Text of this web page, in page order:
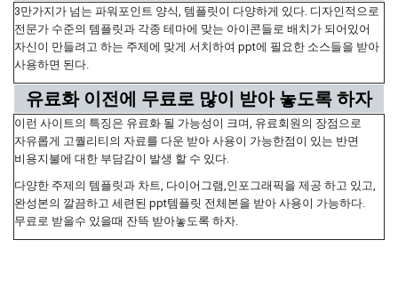
3만가지가 넘는 파워포인트 양식, 템플릿이 다양하게 있다. 디자인적으로
전문가 수준의 템플릿과 각종 테마에 맞는 아이콘들로 배치가 되어있어
자신이 만들려고 하는 주제에 맞게 서치하여 ppt에 필요한 소스들을 받아
사용하면 된다.
유료화 이전에 무료로 많이 받아 놓도록 하자
이런 사이트의 특징은 유료화 될 가능성이 크며, 유료회원의 장점으로
자유롭게 고퀄리티의 자료를 다운 받아 사용이 가능한점이 있는 반면
비용지불에 대한 부담감이 발생 할 수 있다.
다양한 주제의 템플릿과 차트, 다이어그램,인포그래픽을 제공 하고 있고,
완성본의 깔끔하고 세련된 ppt템플릿 전체본을 받아 사용이 가능하다.
무료로 받을수 있을때 잔뜩 받아놓도록 하자.